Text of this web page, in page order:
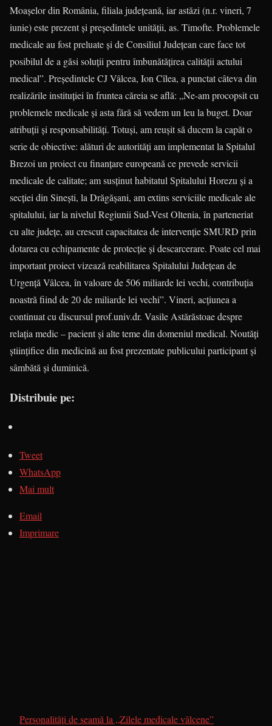
Moașelor din România, filiala județeană, iar astăzi (n.r. vineri, 7
iunie) este prezent și președintele unității, as. Timofte. Problemele
medicale au fost preluate și de Consiliul Județean care face tot
posibilul de a găsi soluții pentru îmbunătățirea calității actului
medical”. Președintele CJ Vâlcea, Ion Cîlea, a punctat câteva din
realizările instituției în fruntea căreia se află: „Ne-am procopsit cu
problemele medicale și asta fără să vedem un leu la buget. Doar
atribuții și responsabilități. Totuși, am reușit să ducem la capăt o
serie de obiective: alături de autorități am implementat la Spitalul
Brezoi un proiect cu finanțare europeană ce prevede servicii
medicale de calitate; am susținut habitatul Spitalului Horezu și a
secției din Sinești, la Drăgășani, am extins serviciile medicale ale
spitalului, iar la nivelul Regiunii Sud-Vest Oltenia, în parteneriat
cu alte judeţe, au crescut capacitatea de intervenţie SMURD prin
dotarea cu echipamente de protecţie şi descarcerare. Poate cel mai
important proiect vizează reabilitarea Spitalului Judeţean de
Urgenţă Vâlcea, în valoare de 506 miliarde lei vechi, contribuţia
noastră fiind de 20 de miliarde lei vechi”. Vineri, acţiunea a
continuat cu discursul prof.univ.dr. Vasile Astărăstoae despre
relaţia medic – pacient şi alte teme din domeniul medical. Noutăţi
ştiinţifice din medicină au fost prezentate publicului participant şi
sâmbătă şi duminică.
Distribuie pe:
Tweet
WhatsApp
Mai mult
Email
Imprimare
Personalităţi de seamă la „Zilele medicale vâlcene”